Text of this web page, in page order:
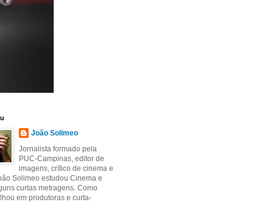
João Solimeo
Jornalista formado pela
PUC-Campinas, editor de
imagens, crítico de cinema e
Solimeo estudou Cinema e
curtas metragens. Como
em produtoras e curta-